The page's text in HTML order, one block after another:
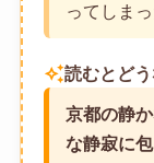
ってしま
auto_awesome読むとど
京都の静
な静寂に